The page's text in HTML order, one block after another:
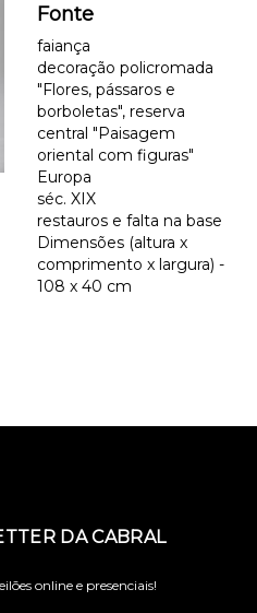
Fonte
faiança
decoração policromada
"Flores, pássaros e
borboletas", reserva
central "Paisagem
oriental com figuras"
Europa
séc. XIX
restauros e falta na base
Dimensões (altura x
comprimento x largura) -
108 x 40 cm
DA CABRAL
online e presenciais!